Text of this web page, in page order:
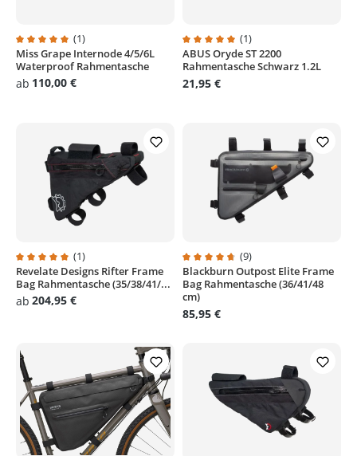
Durchschnittliche Bewertung von 5 von 5 Sternen
(1)
Miss Grape Internode 4/5/6L
Waterproof Rahmentasche
ab 110,00 €
Durchschnittliche Bewertung
(1)
ABUS Oryde ST 2200
Rahmentasche Schwarz 1.2L
21,95 €
Durchschnittliche Bewertung von 5 von 5 Sternen
(1)
Revelate Designs Rifter Frame
Bag Rahmentasche (35/38/41/...
ab 204,95 €
Durchschnittliche Bewertung
(9)
Blackburn Outpost Elite Frame
Bag Rahmentasche (36/41/48
cm)
85,95 €